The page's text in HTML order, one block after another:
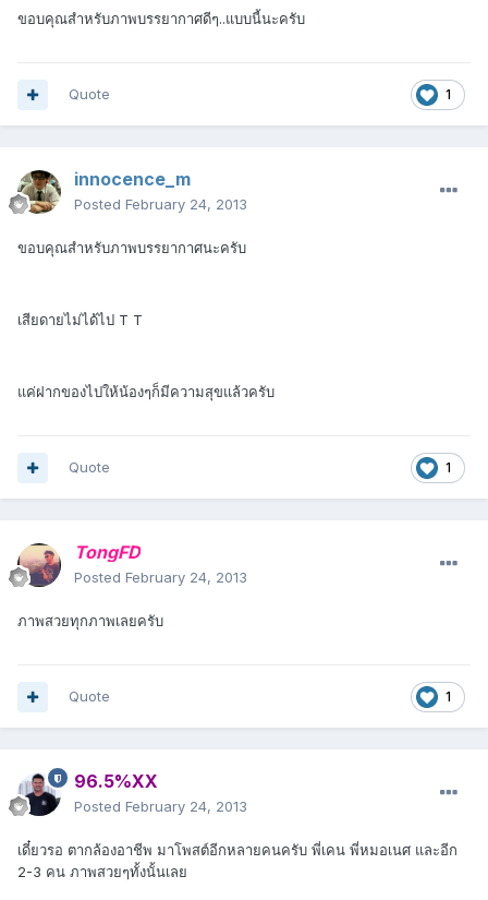
ขอบคุณสำหรับภาพบรรยากาศดีๆ..แบบนี้นะครับ
1
Quote
innocence_m
Posted February 24, 2013
ขอบคุณสำหรับภาพบรรยากาศนะครับ
เสียดายไม่ได้ไป T T
แค่ฝากของไปให้น้องๆก็มีความสุขแล้วครับ
1
Quote
TongFD
Posted February 24, 2013
ภาพสวยทุกภาพเลยครับ
1
Quote
96.5%XX
Posted February 24, 2013
เดี๋ยวรอ ตากล้องอาชีพ มาโพสต์อีกหลายคนครับ พี่เคน พี่หมอเนศ และอีก
2-3 คน ภาพสวยๆทั้งนั้นเลย